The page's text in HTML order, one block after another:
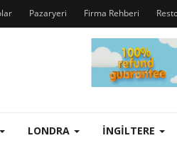
Pazaryeri Firma Rehberi
LONDRA İNGILTERE